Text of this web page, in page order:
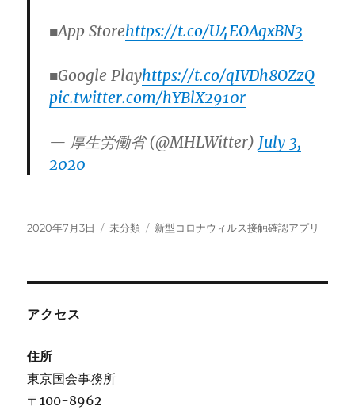
■App Storehttps://t.co/U4EOAgxBN3
■Google Playhttps://t.co/qIVDh8OZzQ
pic.twitter.com/hYBlX2910r
— 厚生労働省 (@MHLWitter) July 3,
2020
投
2020年7月3日
カ
未分類
タ
新型コロナウィルス接触確認アプリ
アクセス
住所
東京国会事務所
〒100-8962